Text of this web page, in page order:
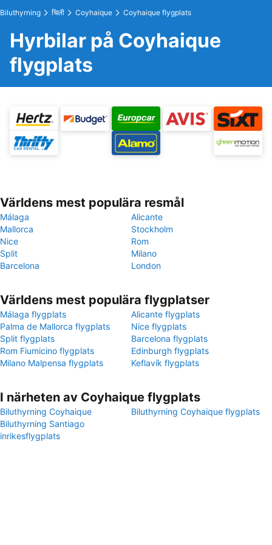
Biluthyrning चिली Coyhaique Coyhaique flygplats
Hyrbilar på Coyhaique
flygplats
Världens mest populära resmål
Málaga
Alicante
Mallorca
Stockholm
Nice
Rom
Split
Milano
Barcelona
London
Världens mest populära flygplatser
Málaga flygplats
Alicante flygplats
Palma de Mallorca flygplats
Nice flygplats
Split flygplats
Barcelona flygplats
Rom Fiumicino flygplats
Edinburgh flygplats
Milano Malpensa flygplats
Keflavík flygplats
I närheten av Coyhaique flygplats
Biluthyrning Coyhaique
Biluthyrning Coyhaique flygplats
Biluthyrning Santiago
inrikesflygplats